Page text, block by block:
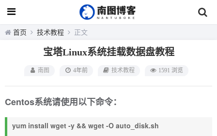
首页 技术教程 正文
宝塔Linux系统挂载数据盘教程
南图 4年前 技术教程 1591 浏览
Centos系统请使用以下命令：
yum install wget -y && wget -O auto_disk.sh